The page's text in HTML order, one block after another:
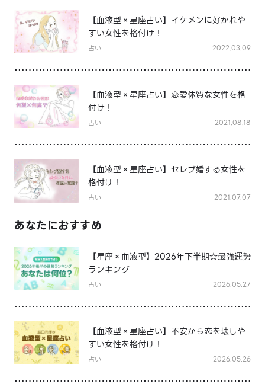
【血液型×星座占い】イケメンに好かれや
すい女性を格付け！
占い 2022.03.09
【血液型×星座占い】恋愛体質な女性を格
付け！
占い 2021.08.18
【血液型×星座占い】セレブ婚する女性を
格付け！
占い 2021.07.07
あなたにおすすめ
【星座×血液型】2026年下半期☆最強運勢
ランキング
占い 2026.05.27
【血液型×星座占い】不安から恋を壊しや
すい女性を格付け！
占い 2026.05.26